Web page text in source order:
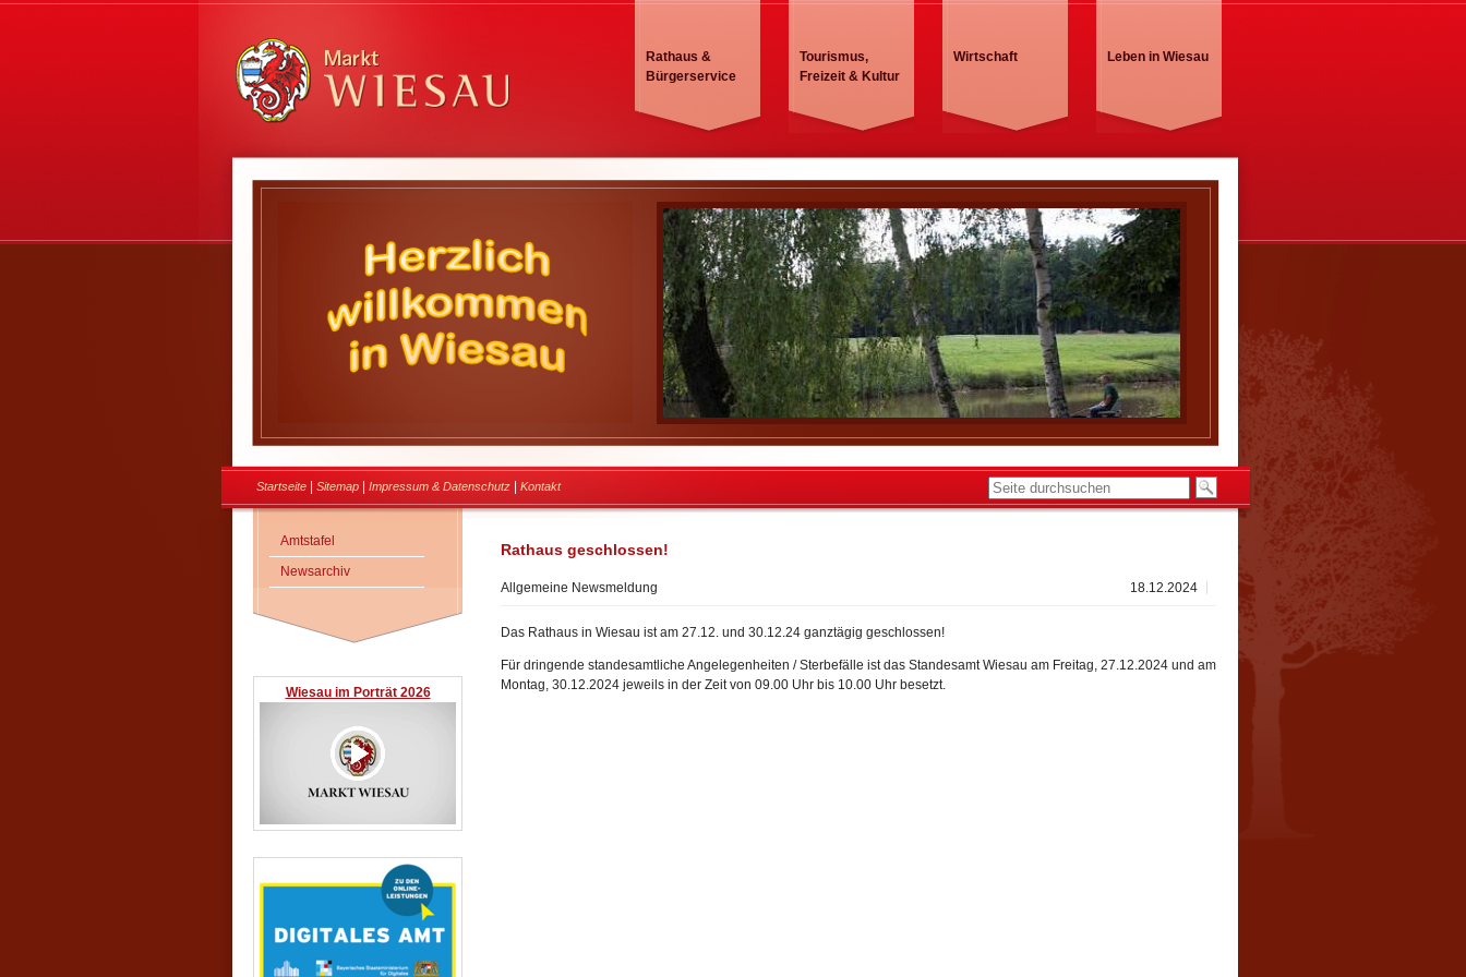
Rathaus &
Bürgerservice
Tourismus,
Freizeit & Kultur
Wirtschaft Leben in Wiesau
Startseite Sitemap Impressum & Datenschutz Kontakt
Rathaus geschlossen!
18.12.2024
Allgemeine Newsmeldung
Das Rathaus in Wiesau ist am 27.12. und 30.12.24 ganztägig geschlossen!
Für dringende standesamtliche Angelegenheiten / Sterbefälle ist das Standesamt Wiesau am Freitag, 27.12.2024 und am
Montag, 30.12.2024 jeweils in der Zeit von 09.00 Uhr bis 10.00 Uhr besetzt.
Amtstafel
Newsarchiv
Wiesau im Porträt 2026